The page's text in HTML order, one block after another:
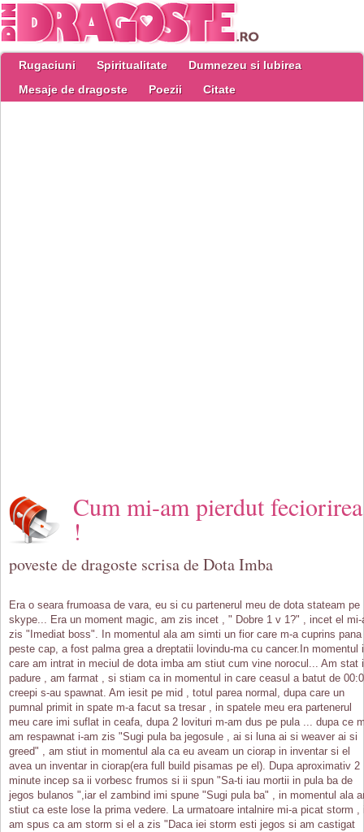
Rugaciuni Spiritualitate
Dumnezeu si Iubirea
Mesaje de dragoste
Poezii Citate
Cum mi-am pierdut feciorirea
!
poveste de dragoste scrisa de Dota Imba
Era o seara frumoasa de vara, eu si cu partenerul meu de dota stateam pe
skype... Era un moment magic, am zis incet , " Dobre 1 v 1?" , incet el mi-
zis "Imediat boss". In momentul ala am simti un fior care m-a cuprins pana
peste cap, a fost palma grea a dreptatii lovindu-ma cu cancer.In momentul
care am intrat in meciul de dota imba am stiut cum vine norocul... Am stat
padure , am farmat , si stiam ca in momentul in care ceasul a batut de
creepi s-au spawnat. Am iesit pe mid , totul parea normal, dupa care un
pumnal primit in spate m-a facut sa tresar , in spatele meu era partenerul
meu care imi suflat in ceafa, dupa 2 lovituri m-am dus pe pula ... dupa ce
am respawnat i-am zis "Sugi pula ba jegosule , ai si luna ai si weaver ai si
greed" , am stiut in momentul ala ca eu aveam un ciorap in inventar si el
avea un inventar in ciorap(era full build pisamas pe el). Dupa aproximativ 2
minute incep sa ii vorbesc frumos si ii spun "Sa-ti iau mortii in pula ba de
jegos bulanos ",iar el zambind imi spune "Sugi pula ba" , in momentul ala
stiut ca este lose la prima vedere. La urmatoare intalnire mi-a picat storm ,
am spus ca am storm si el a zis "Daca iei storm esti jegos si am castigat